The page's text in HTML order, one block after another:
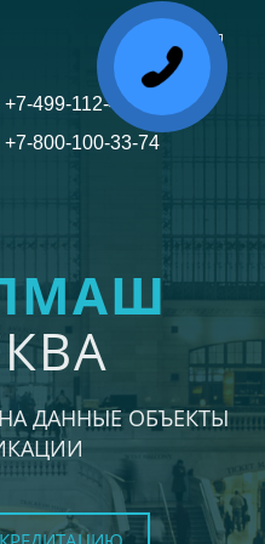
Toggle
ДАННЫЕ ОБЪЕКТЫ
+7-499-112-45-81
+7-800-100-33-74